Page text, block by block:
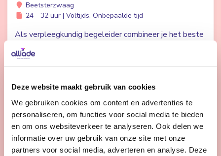
Deze website maakt gebruik van cookies
We gebruiken cookies om content en advertenties te
personaliseren, om functies voor social media te bieden
en om ons websiteverkeer te analyseren. Ook delen we
informatie over uw gebruik van onze site met onze
partners voor social media, adverteren en analyse. Deze
Beetsterzwaag
24 - 32 uur | Voltijds, Onbepaalde tijd
Als verpleegkundig begeleider combineer je het beste
van twee werelden. Met jouw verpleegkundige skills
en je oprechte aandacht voor het dagelijkse leven van
Bekijk vacature
1 2 Volgende